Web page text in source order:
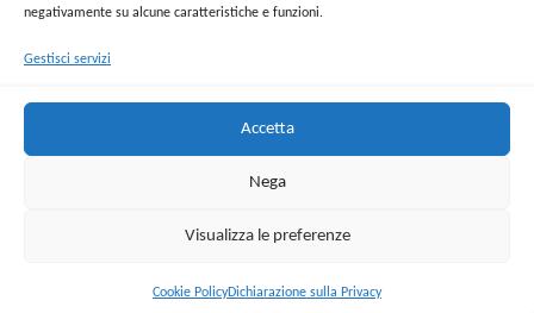
negativamente su alcune caratteristiche e funzioni.
Gestisci servizi
Accetta
Nega
Visualizza le preferenze
Cookie PolicyDichiarazione sulla Privacy
Store